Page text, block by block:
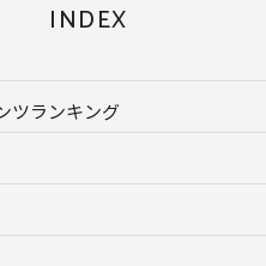
INDEX
ツランキング